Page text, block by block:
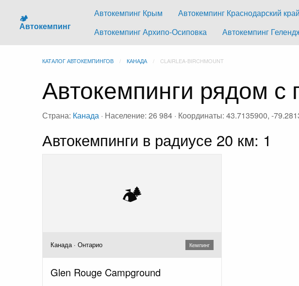
🏕️
Автокемпинг
Автокемпинг Крым Автокемпинг Краснодарский край
Автокемпинг Архипо-Осиповка
Автокемпинг
КАТАЛОГ АВТОКЕМПИНГОВ КАНАДА CLAIRLEA-BIRCHMOUNT
Автокемпинги рядом
Страна: Канада · Население: 26 984 · Координаты: 43.7135900, -
Автокемпинги в радиусе 20 км: 1
🏕️
Канада · Онтарио Кемпинг
Glen Rouge Campground